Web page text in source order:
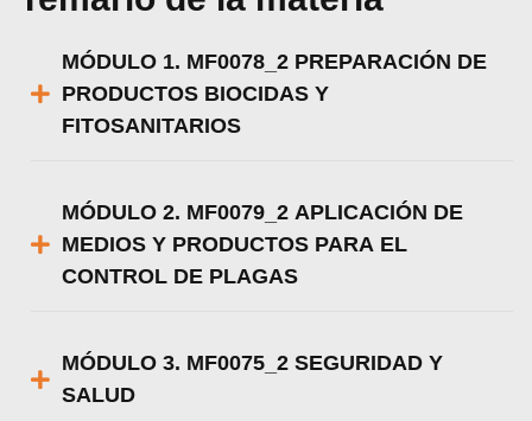
MÓDULO 1. MF0078_2 PREPARACIÓN DE
PRODUCTOS BIOCIDAS Y
FITOSANITARIOS
MÓDULO 2. MF0079_2 APLICACIÓN DE
MEDIOS Y PRODUCTOS PARA EL
CONTROL DE PLAGAS
MÓDULO 3. MF0075_2 SEGURIDAD Y
SALUD